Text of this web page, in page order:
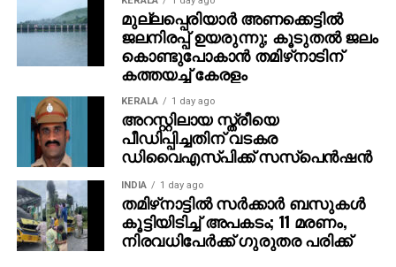
രേഖകള്‍ വഴി ഇറക്കുമതി ചെയ്ത വാഹനങ്ങളുമായി
ബന്ധപ്പെട്ട ഇടപാടുകള്‍, സാമ്പത്തിക കള്ളപ്പണം
എന്നിവയാണ് എന്‍ഫോഴ്‌സ്‌മെന്റ് ഡയറക്ടറേറ്റിന്റെ
നിലവിലെ അന്വേഷണത്തിന്റെ കേന്ദ്രീകരണം.
കസ്റ്റംസിനൊപ്പം ഇഡിയും കേസില്‍ അന്വേഷണം
തുടരുകയാണ്.
മുല്ലപ്പെരിയാര്‍ അണക്കെട്ടില്‍
ജലനിരപ്പ് ഉയരുന്നു; കൂടുതല്‍ ജലം
കൊണ്ടുപോകാന്‍ തമിഴ്‌നാടിന്
കത്തയച്ച് കേരളം
KERALA 1 day ago
അറസ്റ്റിലായ സ്ത്രീയെ
പീഡിപ്പിച്ചതിന് വടകര
ഡിവൈഎസ്പിക്ക് സസ്‌പെന്‍ഷന്‍
INDIA 1 day ago
തമിഴ്‌നാട്ടില്‍ സര്‍ക്കാര്‍ ബസുകള്‍
കൂട്ടിയിടിച്ച് അപകടം; 11 മരണം,
നിരവധിപേര്‍ക്ക് ഗുരുതര പരിക്ക്